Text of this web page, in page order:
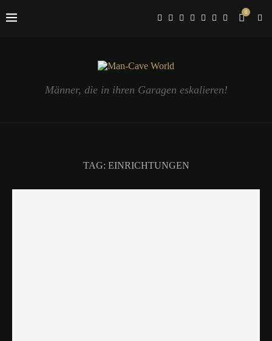
0
Männer, die in ihren Garagen eskalieren!
TAG: EINRICHTUNGEN